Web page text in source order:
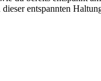
entspannten